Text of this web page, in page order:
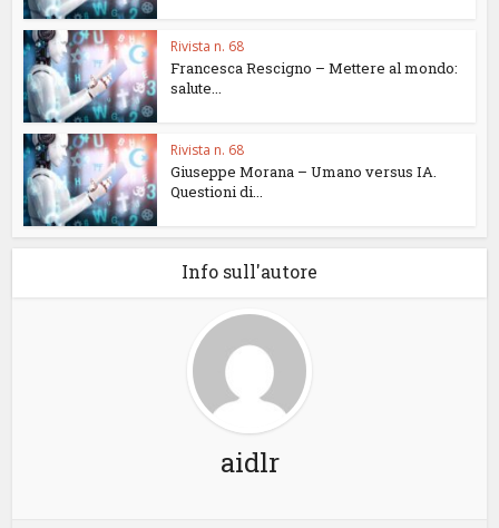
Rivista n. 68
Francesca Rescigno – Mettere al mondo:
salute...
Rivista n. 68
Giuseppe Morana – Umano versus IA.
Questioni di...
Info sull'autore
aidlr